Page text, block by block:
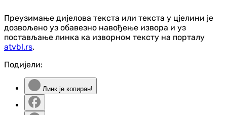
Преузимање дијелова текста или текста у цјелини је
дозвољено уз обавезно навођење извора и уз
постављање линка ка изворном тексту на порталу
atvbl.rs.
Подијели:
Линк је копиран!